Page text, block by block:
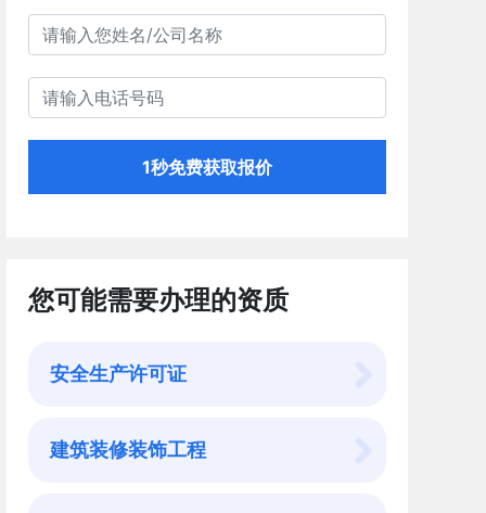
1秒免费获取报价
您可能需要办理的资质
安全生产许可证
建筑装修装饰工程